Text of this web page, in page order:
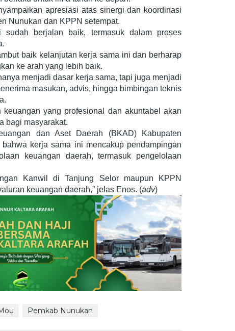
apresiasi atas sinergi dan koordinasi
Nunukan dan KPPN setempat.
sudah berjalan baik, termasuk dalam proses
baik kelanjutan kerja sama ini dan berharap
ke arah yang lebih baik.
menjadi dasar kerja sama, tapi juga menjadi
masukan, advis, hingga bimbingan teknis
keuangan yang profesional dan akuntabel akan
bagi masyarakat.
dan Aset Daerah (BKAD) Kabupaten
kerja sama ini mencakup pendampingan
keuangan daerah, termasuk pengelolaan
Kanwil di Tanjung Selor maupun KPPN
keuangan daerah,” jelas Enos. (adv)
Pemkab Nunukan